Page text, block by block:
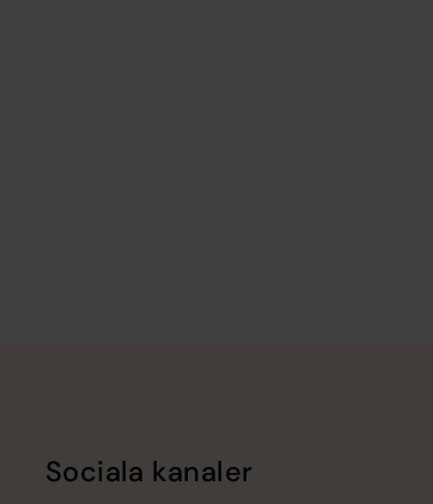
Sociala kanaler